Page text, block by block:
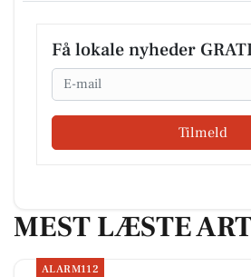
Få lokale nyheder
Email
Tilmeld
MEST LÆSTE
ALARM112